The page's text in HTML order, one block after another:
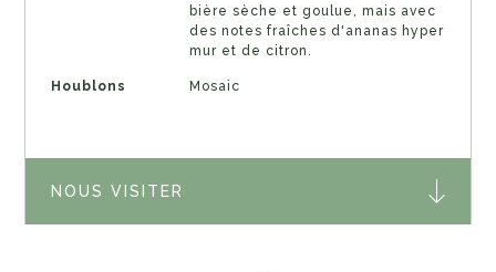
bière sèche et goulue, mais avec
des notes fraîches d'ananas hyper
mur et de citron.
Houblons Mosaic
NOUS VISITER